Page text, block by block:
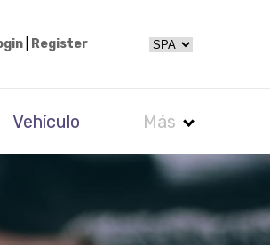
Register
Vehículo Más